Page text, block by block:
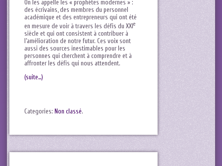
On les appelle les « prophètes ‍modernes » :
des écrivains, des membres ⁢du ⁣personnel
académique et des entrepreneurs qui⁢ ont été
en mesure de voir à travers les ⁣défis du XXI e
siècle et qui ont consistent à contribuer à
l’amélioration de notre futur. Ces voix sont
⁢aussi ⁣des sources inestimables pour les
personnes qui cherchent à ⁢comprendre et à⁤
affronter les⁣ défis qui nous attendent.
(suite…)
Categories: Non classé.